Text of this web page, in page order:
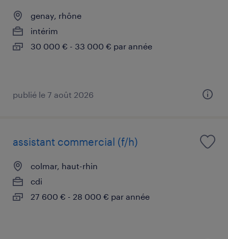
genay, rhône
intérim
30 000 € - 33 000 € par année
publié le 7 août 2026
assistant commercial (f/h)
colmar, haut-rhin
cdi
27 600 € - 28 000 € par année